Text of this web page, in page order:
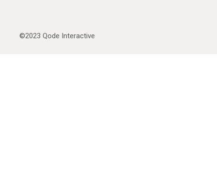
©2023 Qode Interactive